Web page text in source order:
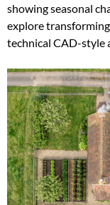
showing seasonal
explore
technical CAD-style